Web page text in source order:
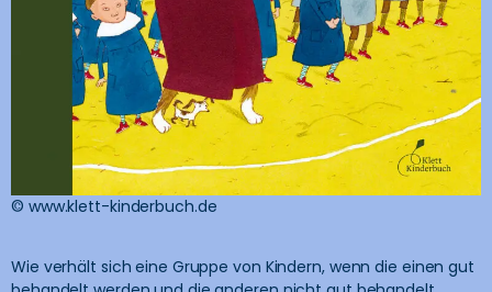
© www.klett-kinderbuch.de
Wie verhält sich eine Gruppe von Kindern, wenn die einen gut